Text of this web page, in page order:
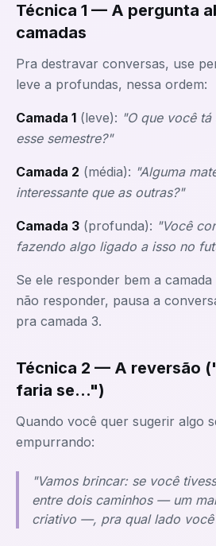
Técnica 1 — A pergunta
camadas
Pra destravar conversas, use
leve a profundas, nessa ordem:
Camada 1 (leve): "O que você
esse semestre?"
Camada 2 (média): "Alguma
interessante que as outras?"
Camada 3 (profunda): "Você
fazendo algo ligado a isso no
Se ele responder bem a camada
não responder, pausa a
pra camada 3.
Técnica 2 — A reversão
faria se...")
Quando você quer sugerir algo
empurrando:
"Vamos brincar: se você
entre dois caminhos — um
criativo —, pra qual lado você